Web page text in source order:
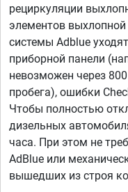
рециркуляции
элементов
системы Adblue
приборной панели
невозможен через
пробега), ошибки
Чтобы полностью
дизельных
часа. При этом не
AdBlue или
вышедших из строя